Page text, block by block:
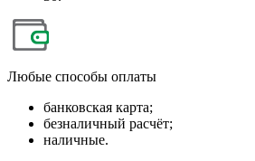
Любые способы оплаты
банковская карта;
безналичный расчёт;
наличные.